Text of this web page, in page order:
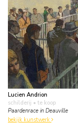
Lucien Andrion
schilderij • te koop
Paardenrace in Deauville
bekijk kunstwerk